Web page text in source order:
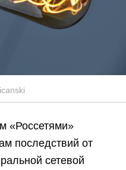
«Россетями»
последствий от
сетевой